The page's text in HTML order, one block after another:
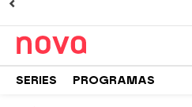
SERIES PROGRAMAS